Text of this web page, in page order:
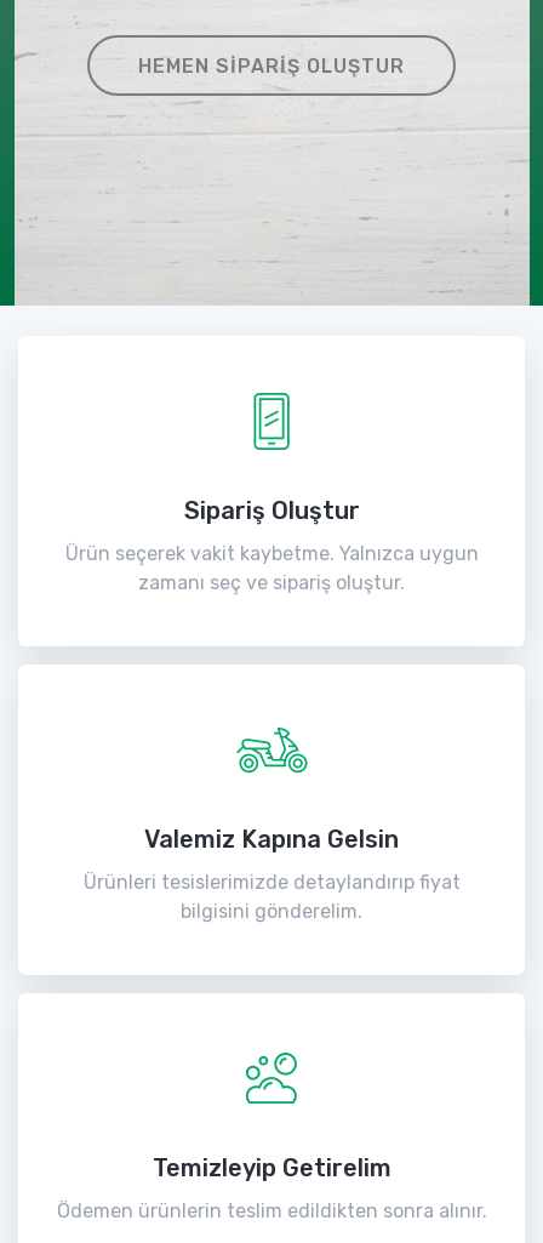
HEMEN SIPARIŞ OLUŞTUR
Sipariş Oluştur
Ürün seçerek vakit kaybetme. Yalnızca uygun
zamanı seç ve sipariş oluştur.
Valemiz Kapına Gelsin
Ürünleri tesislerimizde detaylandırıp fiyat
bilgisini gönderelim.
Temizleyip Getirelim
Ödemen ürünlerin teslim edildikten sonra alınır.